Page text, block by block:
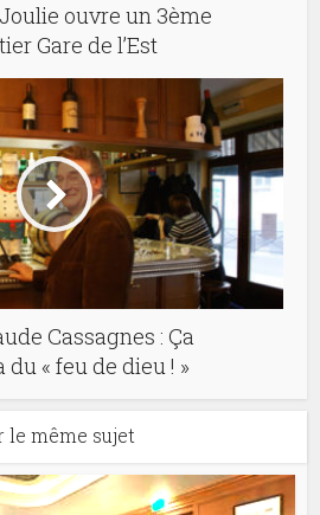
ouvre un 3ème
Gare de l’Est
Cassagnes : Ça
« feu de dieu ! »
le même sujet